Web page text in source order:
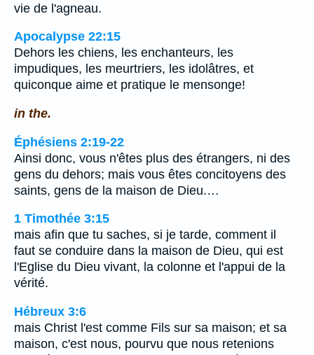
vie de l'agneau.
Apocalypse 22:15
Dehors les chiens, les enchanteurs, les
impudiques, les meurtriers, les idolâtres, et
quiconque aime et pratique le mensonge!
in the.
Éphésiens 2:19-22
Ainsi donc, vous n'êtes plus des étrangers, ni des
gens du dehors; mais vous êtes concitoyens des
saints, gens de la maison de Dieu.…
1 Timothée 3:15
mais afin que tu saches, si je tarde, comment il
faut se conduire dans la maison de Dieu, qui est
l'Eglise du Dieu vivant, la colonne et l'appui de la
vérité.
Hébreux 3:6
mais Christ l'est comme Fils sur sa maison; et sa
maison, c'est nous, pourvu que nous retenions